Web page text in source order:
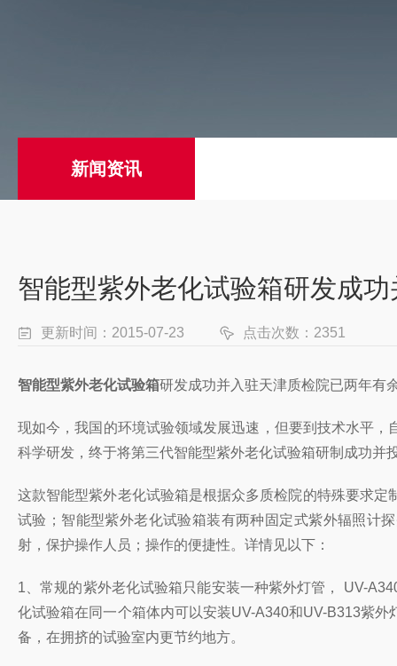
新闻资讯
智能型紫外老化试验箱研发成
更新时间：2015-07-23 点击次数：2351
智能型紫外老化试验箱研发成功并入驻天津质检院已两年有
现如今，我国的环境试验领域发展迅速，但要到技术水平
科学研发，终于将第三代智能型紫外老化试验箱研制成功并
这款智能型紫外老化试验箱是根据众多质检院的特殊要求
试验；智能型紫外老化试验箱装有两种固定式紫外辐照计
射，保护操作人员；操作的便捷性。详情见以下：
1、常规的紫外老化试验箱只能安装一种紫外灯管， UV-
化试验箱在同一个箱体内可以安装UV-A340和UV-B313紫
备，在拥挤的试验室内更节约地方。